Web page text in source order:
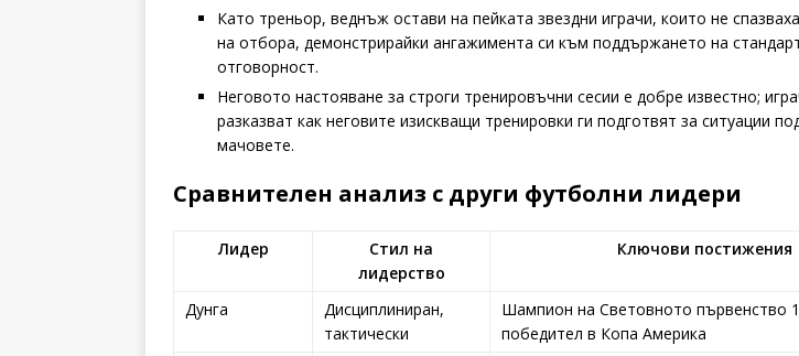
Като треньор, веднъж остави на пейката звездни играчи, които не
на отбора, демонстрирайки ангажимента си към поддържането на
отговорност.
Неговото настояване за строги тренировъчни сесии е добре известно;
разказват как неговите изискващи тренировки ги подготвят за ситуации
мачовете.
Сравнителен анализ с други футболни лидери
Лидер
Стил на
лидерство
Ключови постижения
Дунга
Дисциплиниран,
тактически
Шампион на Световното първенство
победител в Копа Америка